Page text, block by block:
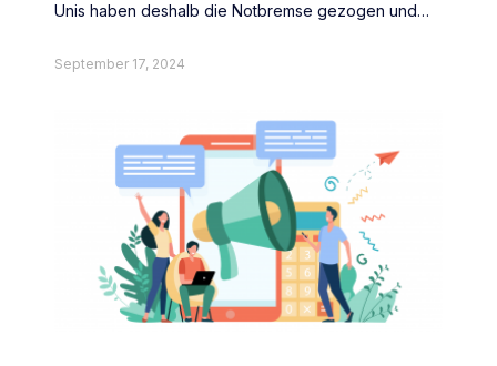
Unis haben deshalb die Notbremse gezogen und
September 17, 2024